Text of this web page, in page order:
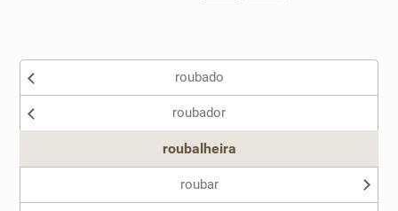
Nenhum dos sinônimos apresentados me ajudou
roubado
roubador
roubalheira
roubar